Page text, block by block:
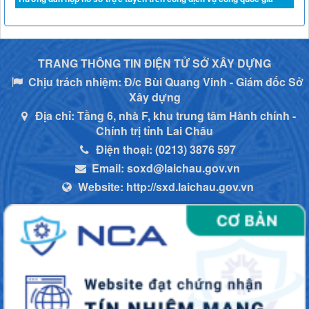
TRANG THÔNG TIN ĐIỆN TỬ SỞ XÂY DỰNG
Chịu trách nhiệm: Đ/c Bùi Quang Vinh - Giám đốc Sở
Xây dựng
Địa chỉ: Tầng 6, nhà F, khu trung tâm Hành chính -
Chính trị tỉnh Lai Châu
Điện thoại: (0213) 3876 597
Email: soxd@laichau.gov.vn
Website: http://sxd.laichau.gov.vn